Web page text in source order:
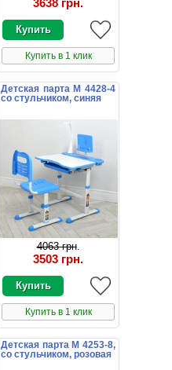
3638 грн.
Купить в 1 клик
Детская парта M 4428-4
со стульчиком, синяя
4063 грн.
3503 грн.
Купить в 1 клик
Детская парта M 4253-8,
со стульчиком, розовая